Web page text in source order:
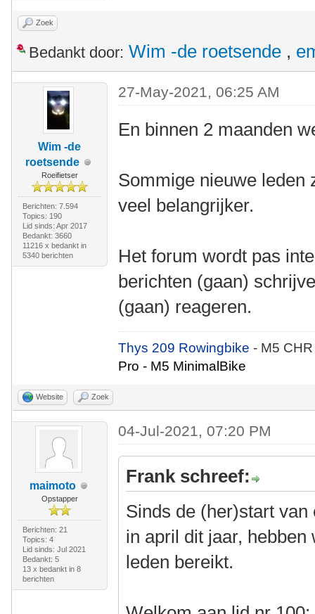
Zoek
Bedankt door: Wim -de roetsende ,
Wim -de
roetsende
Roeifietser
Berichten: 7.594
Topics: 190
Lid sinds: Apr 2017
Bedankt: 3660
11216 x bedankt in
5340 berichten
27-May-2021, 06:25 AM
En binnen 2 maanden
Sommige nieuwe leden
veel belangrijker.
Het forum wordt pas
berichten (gaan)
(gaan) reageren.
Thys 209 Rowingbike- M5
Pro - M5 MinimalBike
Website Zoek
maimoto
Opstapper
Berichten: 21
Topics: 4
Lid sinds: Jul 2021
Bedankt: 5
13 x bedankt in 8
berichten
04-Jul-2021, 07:20 PM
Frank schreef:
Sinds de (her)start
in april dit jaar, hebben
leden bereikt.